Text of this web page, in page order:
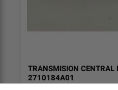
TRANSMISION CENTRAL
2710184A01